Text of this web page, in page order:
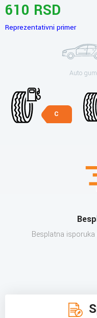
610 RSD
Reprezentativni primer
Auto
C
Besplatna